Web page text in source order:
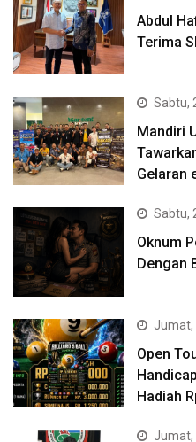
Abdul
Terima
Sabtu,
Mandiri
Gelaran
Sabtu,
Oknum
Dengan
Jumat,
Open
Hadiah
Jumat,